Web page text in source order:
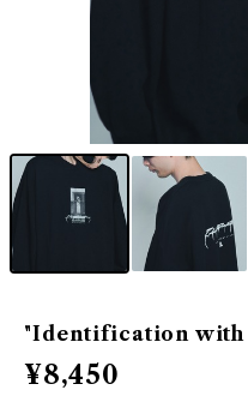
"Identification with
¥8,450